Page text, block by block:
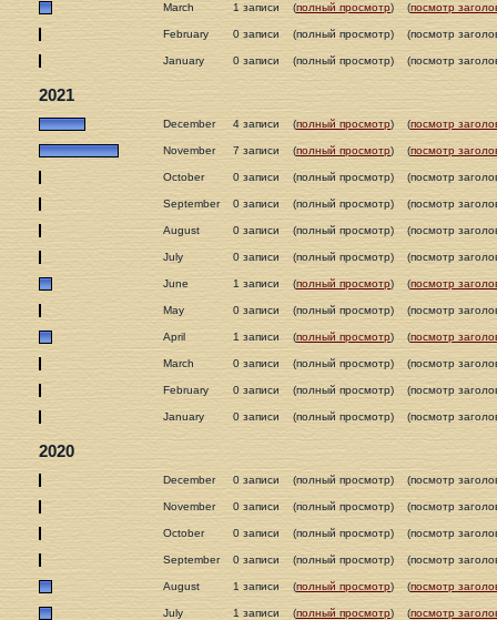
March 1 записи (полный просмотр) (посмотр
February 0 записи (полный просмотр) (посмотр
January 0 записи (полный просмотр) (посмотр
2021
December 4 записи (полный просмотр) (посмотр
November 7 записи (полный просмотр) (посмотр
October 0 записи (полный просмотр) (посмотр
September 0 записи (полный просмотр) (посмотр
August 0 записи (полный просмотр) (посмотр
July 0 записи (полный просмотр) (посмотр
June 1 записи (полный просмотр) (посмотр
May 0 записи (полный просмотр) (посмотр
April 1 записи (полный просмотр) (посмотр
March 0 записи (полный просмотр) (посмотр
February 0 записи (полный просмотр) (посмотр
January 0 записи (полный просмотр) (посмотр
2020
December 0 записи (полный просмотр) (посмотр
November 0 записи (полный просмотр) (посмотр
October 0 записи (полный просмотр) (посмотр
September 0 записи (полный просмотр) (посмотр
August 1 записи (полный просмотр) (посмотр
July 1 записи (полный просмотр) (посмотр